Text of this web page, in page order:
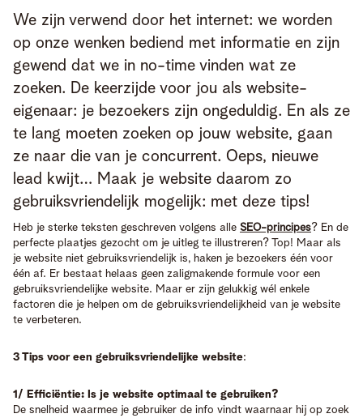
We zijn verwend door het internet: we worden
op onze wenken bediend met informatie en zijn
gewend dat we in no-time vinden wat ze
zoeken. De keerzijde voor jou als website-
eigenaar: je bezoekers zijn ongeduldig. En als ze
te lang moeten zoeken op jouw website, gaan
ze naar die van je concurrent. Oeps, nieuwe
lead kwijt… Maak je website daarom zo
gebruiksvriendelijk mogelijk: met deze tips!
Heb je sterke teksten geschreven volgens alle SEO-principes? En de
perfecte plaatjes gezocht om je uitleg te illustreren? Top! Maar als
je website niet gebruiksvriendelijk is, haken je bezoekers één voor
één af. Er bestaat helaas geen zaligmakende formule voor een
gebruiksvriendelijke website. Maar er zijn gelukkig wél enkele
factoren die je helpen om de gebruiksvriendelijkheid van je website
te verbeteren.
3 Tips voor een gebruiksvriendelijke website:
1/ Efficiëntie: Is je website optimaal te gebruiken?
De snelheid waarmee je gebruiker de info vindt waarnaar hij op zoek